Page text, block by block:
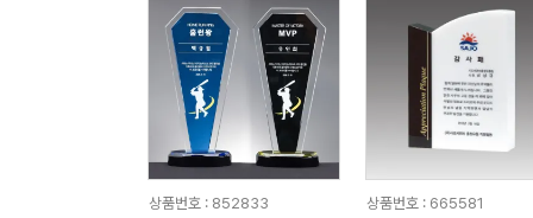
상품번호 : 852833
상품번호 : 665581